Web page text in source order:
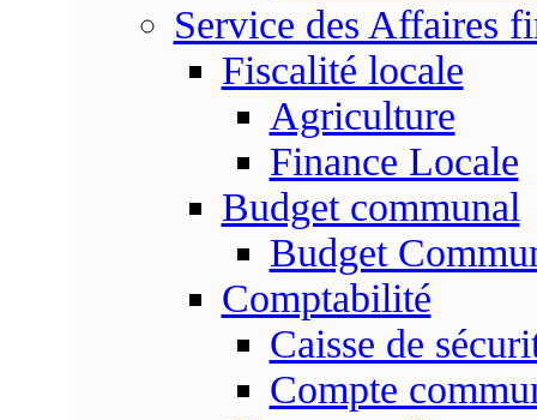
Service des Affaires
Fiscalité locale
Agriculture
Finance Locale
Budget communal
Budget
Comptabilité
Caisse de
Compte